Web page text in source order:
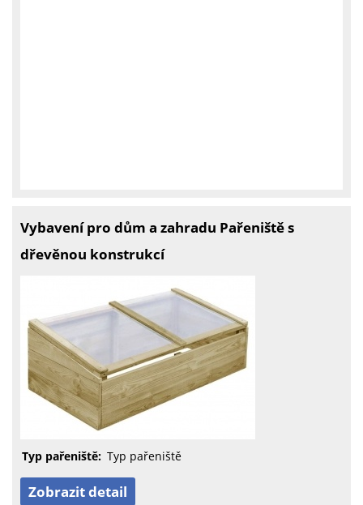
Vybavení pro dům a zahradu Pařeniště s
dřevěnou konstrukcí
Typ pařeniště: Typ pařeniště
Zobrazit detail